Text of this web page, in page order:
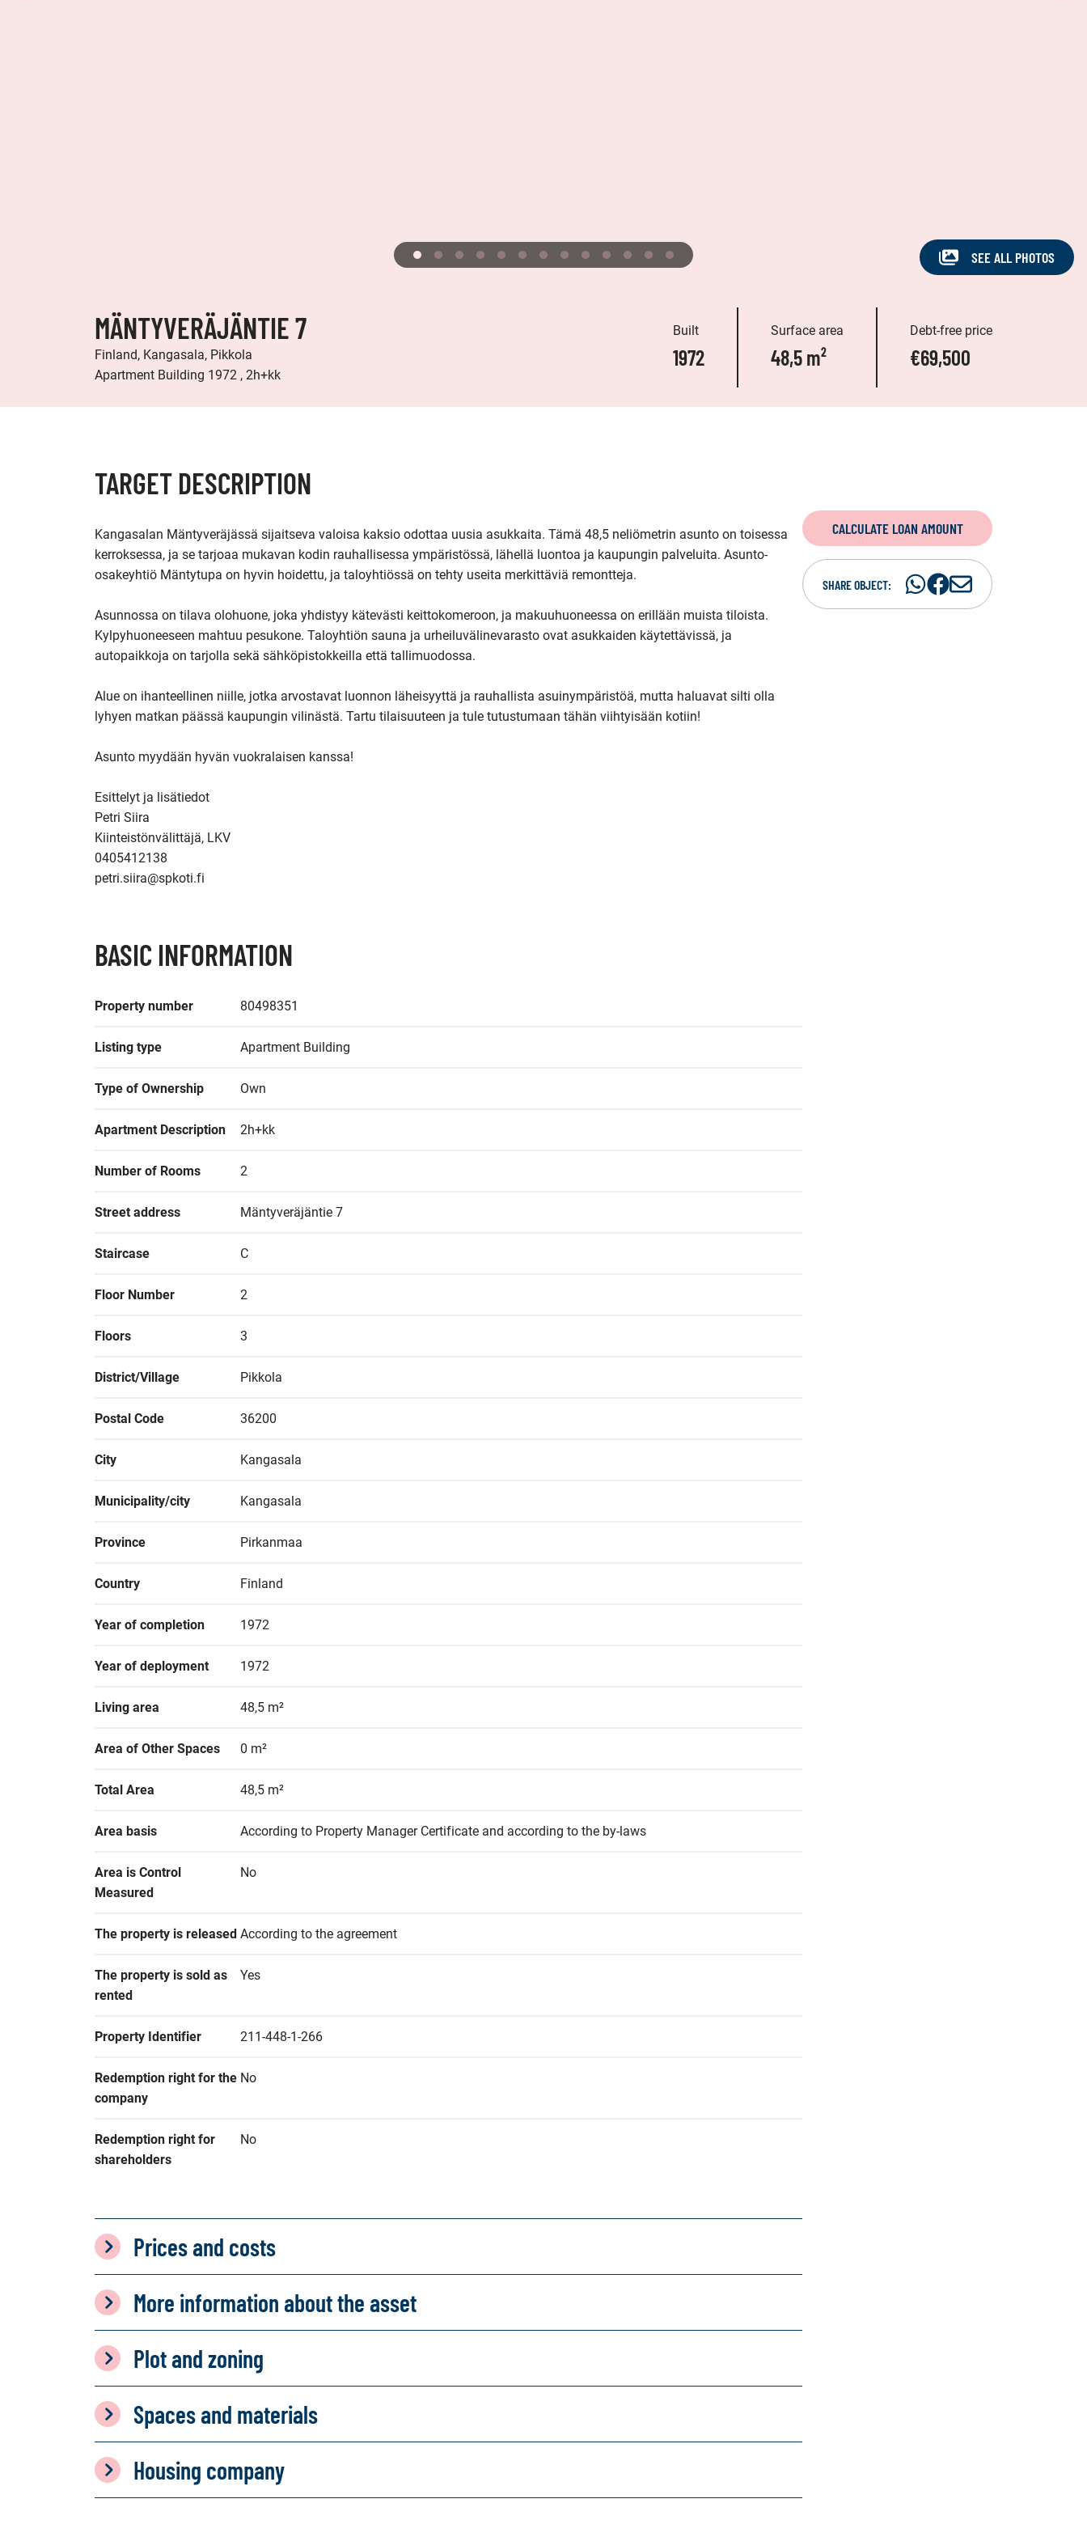
SEE ALL PHOTOS
MÄNTYVERÄJÄNTIE 7
Finland, Kangasala, Pikkola
Apartment Building 1972 , 2h+kk
Built
1972
Surface area
48,5 m²
Debt-free price
€69,500
TARGET DESCRIPTION
Kangasalan Mäntyveräjässä sijaitseva valoisa kaksio odottaa uusia asukkaita. Tämä 48,5 neliömetrin asunto on toisessa
kerroksessa, ja se tarjoaa mukavan kodin rauhallisessa ympäristössä, lähellä luontoa ja kaupungin palveluita. Asunto-
osakeyhtiö Mäntytupa on hyvin hoidettu, ja taloyhtiössä on tehty useita merkittäviä remontteja.
Asunnossa on tilava olohuone, joka yhdistyy kätevästi keittokomeroon, ja makuuhuoneessa on erillään muista tiloista.
Kylpyhuoneeseen mahtuu pesukone. Taloyhtiön sauna ja urheiluvälinevarasto ovat asukkaiden käytettävissä, ja
autopaikkoja on tarjolla sekä sähköpistokkeilla että tallimuodossa.
Alue on ihanteellinen niille, jotka arvostavat luonnon läheisyyttä ja rauhallista asuinympäristöä, mutta haluavat silti olla
lyhyen matkan päässä kaupungin vilinästä. Tartu tilaisuuteen ja tule tutustumaan tähän viihtyisään kotiin!
Asunto myydään hyvän vuokralaisen kanssa!
Esittelyt ja lisätiedot
Petri Siira
Kiinteistönvälittäjä, LKV
0405412138
petri.siira@spkoti.fi
BASIC INFORMATION
Property number 80498351
Listing type Apartment Building
Type of Ownership Own
Apartment Description 2h+kk
Number of Rooms 2
Street address Mäntyveräjäntie 7
Staircase C
Floor Number 2
Floors 3
District/Village Pikkola
Postal Code 36200
City Kangasala
Municipality/city Kangasala
Province Pirkanmaa
Country Finland
Year of completion 1972
Year of deployment 1972
Living area 48,5 m²
Area of Other Spaces 0 m²
Total Area 48,5 m²
Area basis According to Property Manager Certificate and according to the by-laws
Area is Control
Measured
No
The property is released According to the agreement
The property is sold as
rented
Yes
Property Identifier 211-448-1-266
Redemption right for the
company
No
Redemption right for
shareholders
No
Prices and costs
More information about the asset
Plot and zoning
Spaces and materials
Housing company
CALCULATE LOAN AMOUNT
SHARE OBJECT:
ShareShare
S